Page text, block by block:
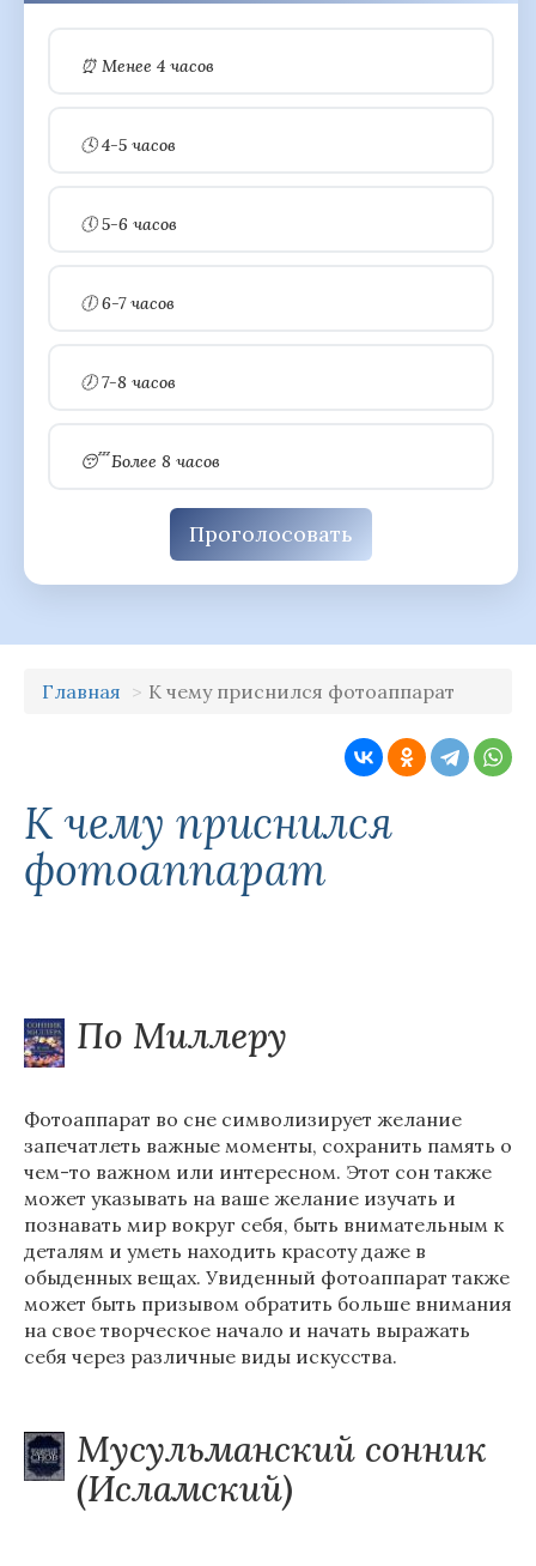
⏰ Менее 4 часов
🕓 4-5 часов
🕔 5-6 часов
🕕 6-7 часов
🕖 7-8 часов
😴 Более 8 часов
Проголосовать
Главная К чему приснился фотоаппарат
К чему приснился
фотоаппарат
По Миллеру
Фотоаппарат во сне символизирует желание
запечатлеть важные моменты, сохранить память о
чем-то важном или интересном. Этот сон также
может указывать на ваше желание изучать и
познавать мир вокруг себя, быть внимательным к
деталям и уметь находить красоту даже в
обыденных вещах. Увиденный фотоаппарат также
может быть призывом обратить больше внимания
на свое творческое начало и начать выражать
себя через различные виды искусства.
Мусульманский сонник
(Исламский)